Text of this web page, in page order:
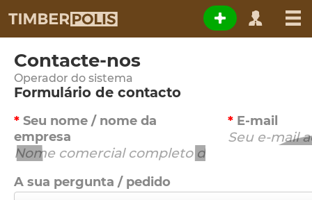
Contacte-nos
Operador do sistema
Formulário de contacto
Seu nome / nome da
empresa
E-mail
A sua pergunta / pedido